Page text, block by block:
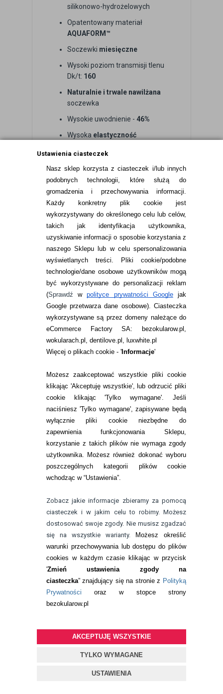
Ustawienia ciasteczek
Nasz sklep korzysta z ciasteczek i/lub innych
podobnych technologii, które służą do
gromadzenia i przechowywania informacji.
Każdy konkretny plik cookie jest
wykorzystywany do określonego celu lub celów,
takich jak identyfikacja użytkownika,
uzyskiwanie informacji o sposobie korzystania z
naszego Sklepu lub w celu spersonalizowania
wyświetlanych treści.
Pliki cookie/podobne
technologie/dane osobowe użytkowników mogą
być wykorzystywane do personalizacji reklam
(Sprawdźwpolityce prywatności Googlejak
Google przetwarza dane osobowe). Ciasteczka
wykorzystywane są przez domeny należące do
eCommerce Factory SA: bezokularow.pl,
wokularach.pl, dentilove.pl, luxwhite.pl
Więcej o plikach cookie - 'Informacje'
Możesz zaakceptować wszystkie pliki cookie
klikając 'Akceptuję wszystkie', lub odrzucić pliki
cookie klikając 'Tylko wymagane'. Jeśli
naciśniesz 'Tylko wymagane', zapisywane będą
wyłącznie pliki cookie niezbędne do
zapewnienia funkcjonowania Sklepu,
korzystanie z takich plików nie wymaga zgody
użytkownika. Możesz również dokonać wyboru
poszczególnych kategorii plików cookie
wchodząc w “Ustawienia”.
Zobacz jakie informacje zbieramy za pomocą
ciasteczek i w jakim celu to robimy. Możesz
dostosować swoje zgody. Nie musisz zgadzać
się na wszystkie warianty.
Możesz określić
warunki przechowywania lub dostępu do plików
cookies w każdym czasie klikając w przycisk
'Zmień ustawienia zgody na
ciasteczka” znajdujący się na stronie z Polityką
Prywatności oraz w stopce strony
bezokularow.pl
AKCEPTUJĘ WSZYSTKIE
TYLKO WYMAGANE
USTAWIENIA
silikonowo-hydrożelowych
Opatentowany materiał
AQUAFORM™
Soczewki miesięczne
Wysoki poziom transmisji tlenu
Dk/t: 160
Naturalnie i trwale nawilżana
soczewka
Wysokie uwodnienie - 46%
Wysoka elastyczność
Powierzchnia
Konstrukcjaminimalizująca
aberracje
(zniekształcenia)
Zaokrąglone
krawędzie
My Day
MyDay 30 sztuk
MyDay 90 sztuk
MyDay Toric 30 sztuk
MyDay Multifocal 30 sztuk
Filtr UV
Soczewkiskładające się w ponad
połowie z wody
Najzdrowszy materiał silikonowo-
Technologia Aquaform™
zapewniająca długotrwały
komfort
Niski moduł Younga 0,4 MPa
(najniższy pośród soczewek
jednodniowych silikonowo-
hydrożelowych)
Tlenoprzepuszczalność Dk/t:
110
Uwodnienie 54%
aberracjedla ostrego i wyraźnego